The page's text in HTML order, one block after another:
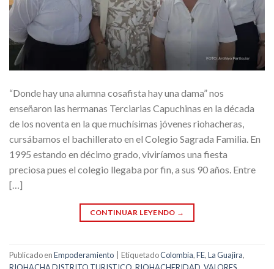
“Donde hay una alumna cosafista hay una dama” nos
enseñaron las hermanas Terciarias Capuchinas en la década
de los noventa en la que muchísimas jóvenes riohacheras,
cursábamos el bachillerato en el Colegio Sagrada Familia. En
1995 estando en décimo grado, viviríamos una fiesta
preciosa pues el colegio llegaba por fin, a sus 90 años. Entre
[…]
CONTINUAR LEYENDO →
Publicado enEmpoderamiento EtiquetadoColombia,FE,La Guajira,
RIOHACHA DISTRITO TURISTICO RIOHACHERIDAD VALORES